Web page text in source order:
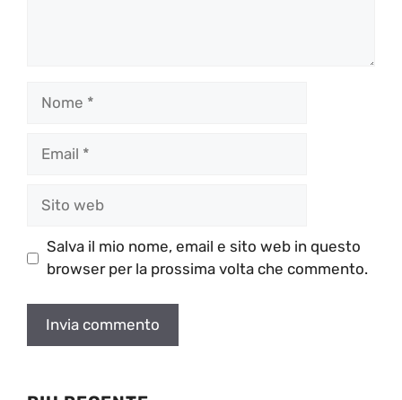
Salva il mio nome, email e sito web in questo
browser per la prossima volta che commento.